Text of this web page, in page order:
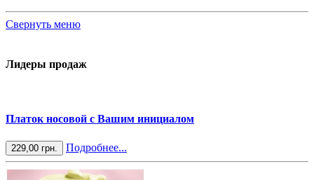
Свернуть меню
Лидеры продаж
Платок носовой с Вашим инициалом
229,00 грн. Подробнее...